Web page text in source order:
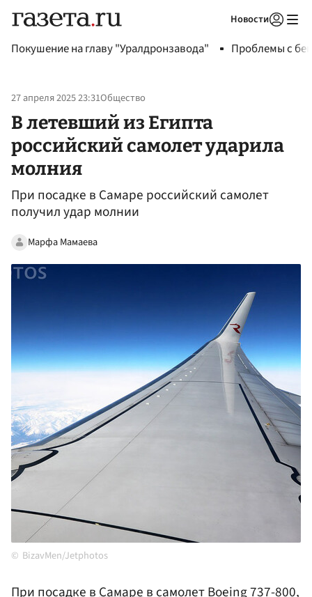
Новости
Покушение на главу "Уралдронзавода" Проблемы с
27 апреля 2025 23:31Общество
В летевший из Египта
российский самолет ударила
молния
При посадке в Самаре российский самолет
получил удар молнии
Марфа Мамаева
BizavMen/Jetphotos
При посадке вСамарев самолет Boeing 737-800,